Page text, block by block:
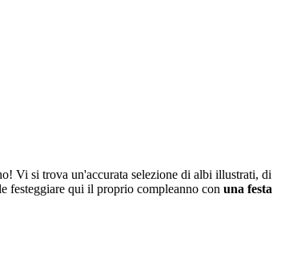
Vi si trova un'accurata selezione di albi illustrati, di
festeggiare qui il proprio compleanno con una festa